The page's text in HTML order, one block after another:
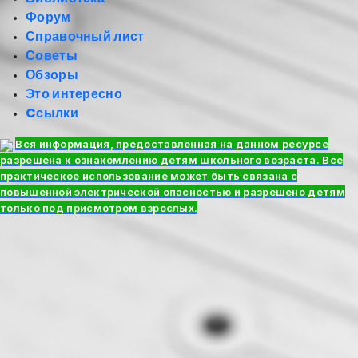
Форум
Справочный лист
Советы
Обзоры
Это интересно
Cсылки
Вся информация, предоставленная на данном ресурсе
разрешена к ознакомлению детям школьного возраста. Все
практическое использование может быть связана с
повышенной электрической опасностью и разрешено детям
только под присмотром взрослых.